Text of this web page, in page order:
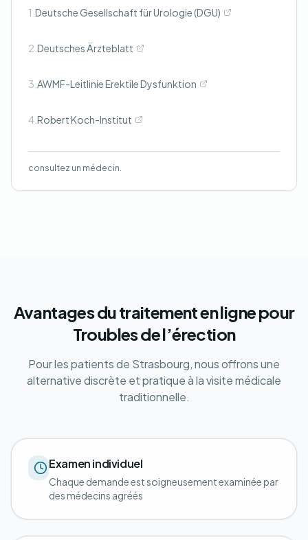
1. Deutsche Gesellschaft für Urologie (DGU)
2. Deutsches Ärzteblatt
3. AWMF-Leitlinie Erektile Dysfunktion
4. Robert Koch-Institut
consultez un médecin.
Avantages du traitement en ligne pour
Troubles de l’érection
Pour les patients de Strasbourg, nous offrons une
alternative discrète et pratique à la visite médicale
traditionnelle.
Examen individuel
Chaque demande est soigneusement examinée par
des médecins agréés